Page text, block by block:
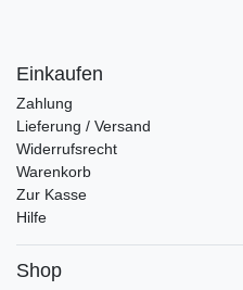
Einkaufen
Zahlung
Lieferung / Versand
Widerrufsrecht
Warenkorb
Zur Kasse
Hilfe
Shop